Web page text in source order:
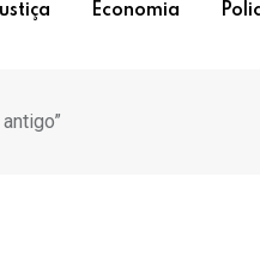
Economia